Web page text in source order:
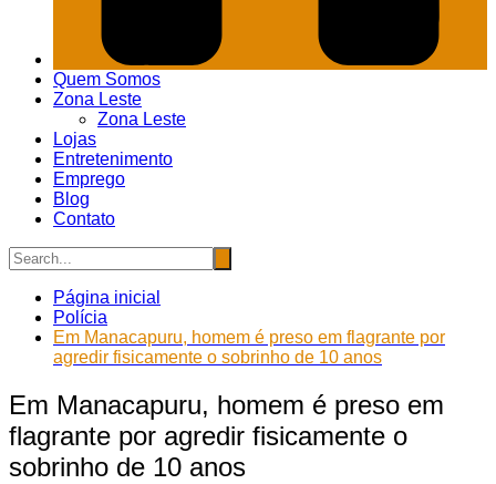
Quem Somos
Zona Leste
Zona Leste
Lojas
Entretenimento
Emprego
Blog
Contato
Página inicial
Polícia
Em Manacapuru, homem é preso em flagrante por
agredir fisicamente o sobrinho de 10 anos
Em Manacapuru, homem é preso em
flagrante por agredir fisicamente o
sobrinho de 10 anos